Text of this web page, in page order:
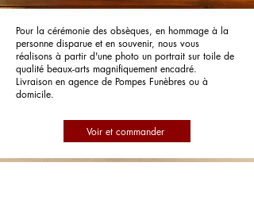
Pour la cérémonie des obsèques, en hommage à la
personne disparue et en souvenir, nous vous
réalisons à partir d'une photo un portrait sur toile de
qualité beaux-arts magnifiquement encadré.
Livraison en agence de Pompes Funèbres ou à
domicile.
Voir et commander